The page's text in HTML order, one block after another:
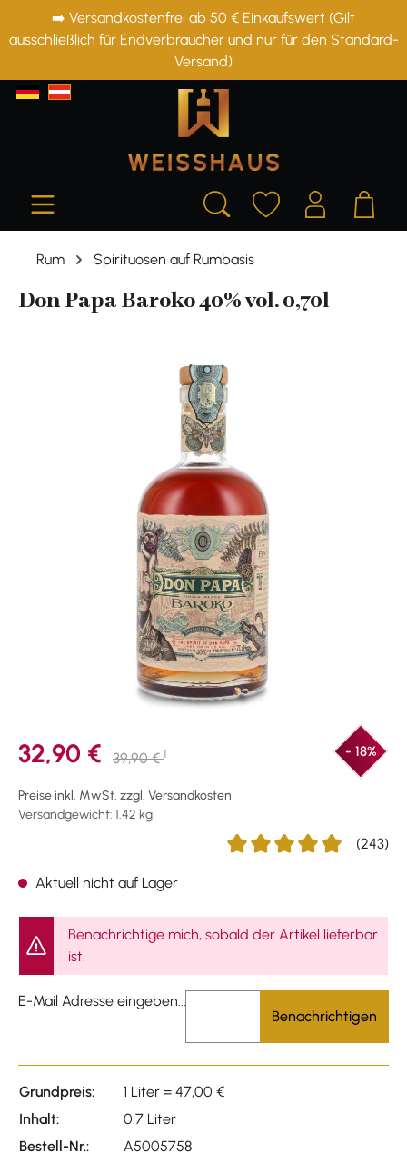
springen
➡️ Versandkostenfrei ab 50 € Einkaufswert (Gilt
ausschließlich für Endverbraucher und nur für den Standard-
Versand)
Rum Spirituosen auf Rumbasis
Don Papa Baroko 40% vol. 0,70l
32,90 € 39,90 €1 - 18%
Preise inkl. MwSt. zzgl. Versandkosten
Versandgewicht: 1.42 kg
(243)
Aktuell nicht auf Lager
Benachrichtige mich, sobald der Artikel lieferbar
ist.
E-Mail Adresse eingeben...
Benachrichtigen
Grundpreis:
1 Liter = 47,00 €
Inhalt:
0.7 Liter
Bestell-Nr.:
A5005758